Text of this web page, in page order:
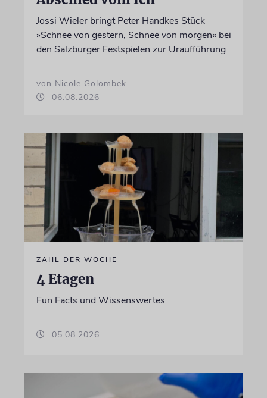
Jossi Wieler bringt Peter Handkes Stück
»Schnee von gestern, Schnee von morgen« bei
den Salzburger Festspielen zur Uraufführung
von Nicole Golombek
06.08.2026
ZAHL DER WOCHE
4 Etagen
Fun Facts und Wissenswertes
05.08.2026